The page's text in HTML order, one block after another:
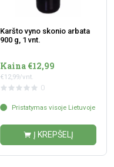
Karšto vyno skonio arbata
900 g, 1 vnt.
Kaina €12,99
€12,99/vnt.
0
Pristatymas visoje Lietuvoje
Į KREPŠELĮ